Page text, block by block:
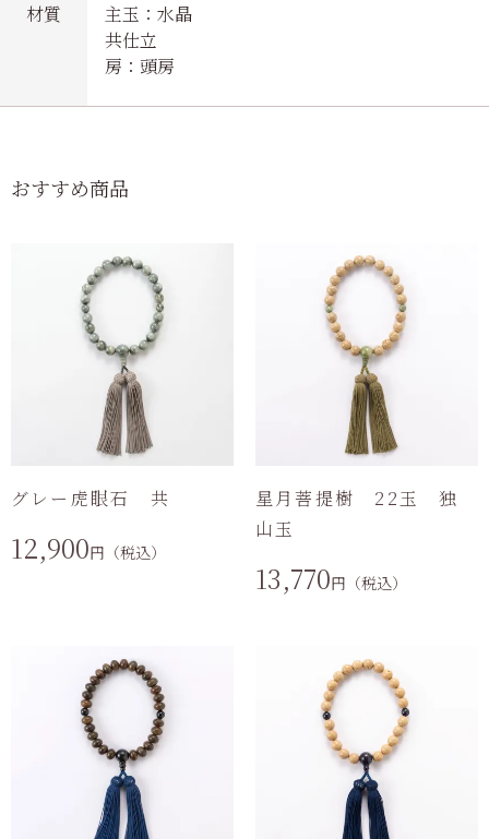
材質
主玉：水晶
共仕立
房：頭房
おすすめ商品
グレー虎眼石 共
12,900円（税込）
星月菩提樹 22玉 独
山玉
13,770円（税込）